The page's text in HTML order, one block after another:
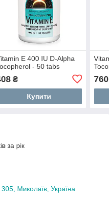
E 400 IU D-Alpha
- 50 tabs
₴
Купити
760
за рік
Миколаїв, Україна